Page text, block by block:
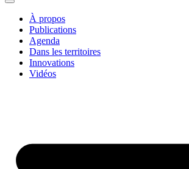
À propos
Publications
Agenda
Dans les territoires
Innovations
Vidéos